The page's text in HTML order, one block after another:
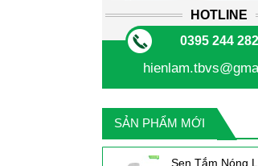
HOTLINE
0395 244 282
SẢN PHẨM MỚI
Sen Tắm Nóng